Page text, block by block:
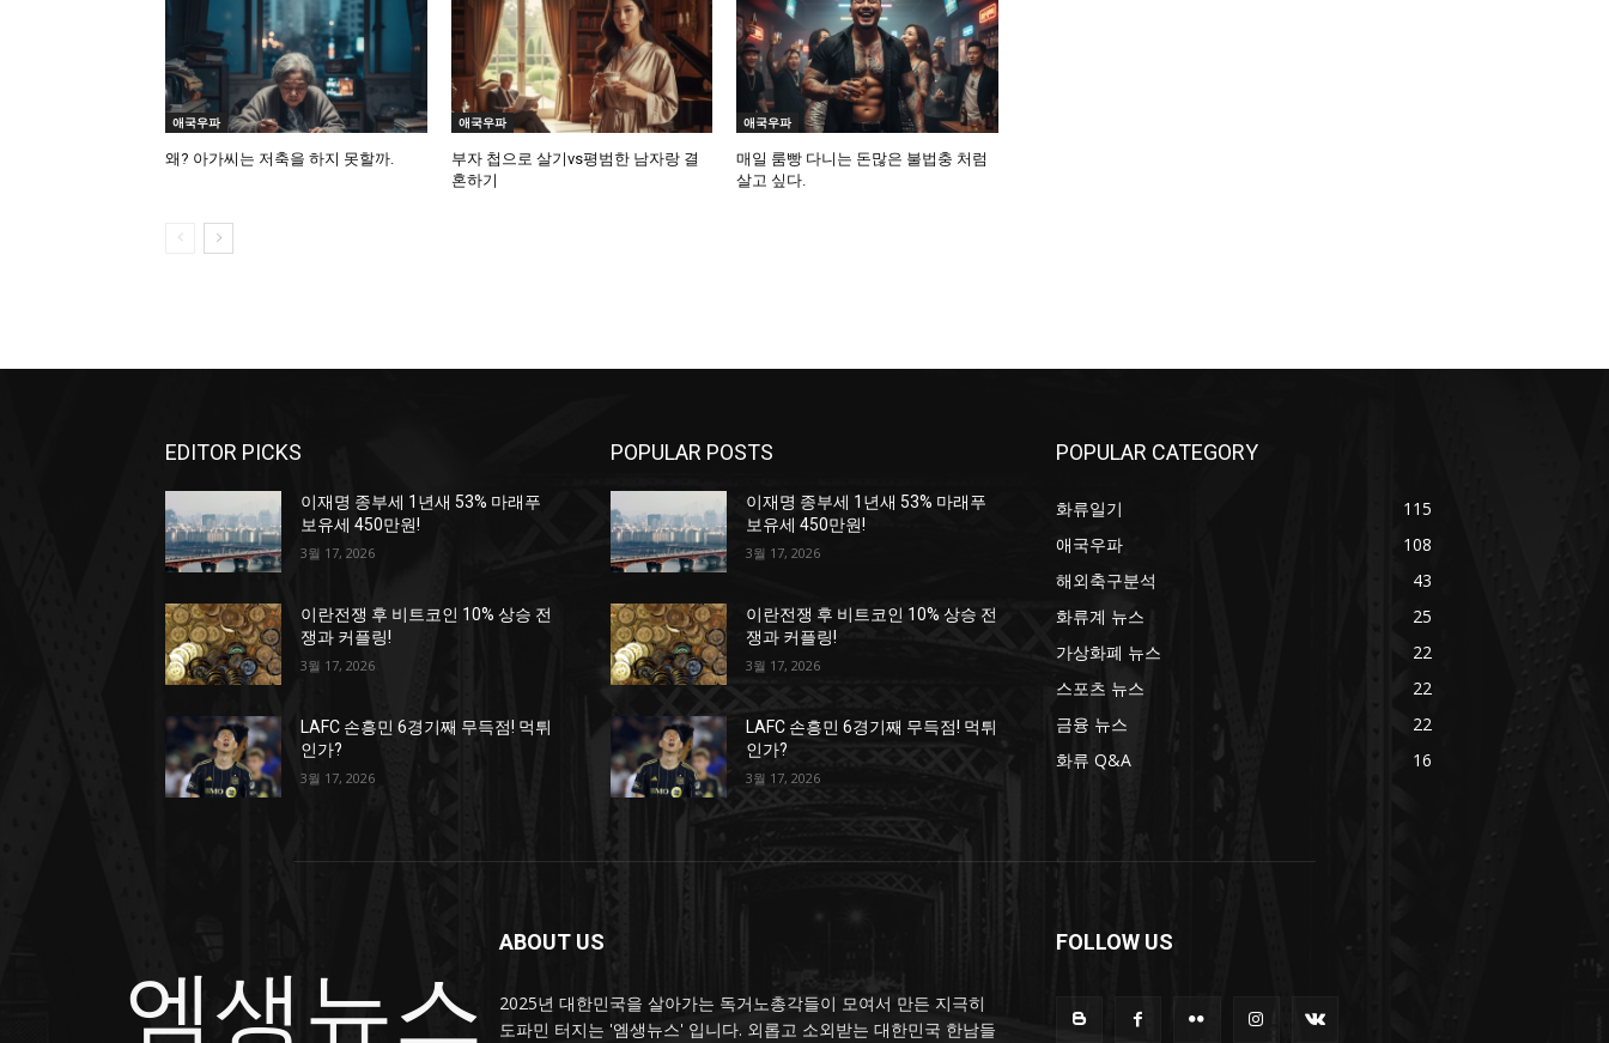
애국우파
왜? 아가씨는 저축을 하지 못할까.
애국우파
부자 첩으로 살기vs평범한 남자랑 결
혼하기
애국우파
매일 룸빵 다니는 돈많은 불법충 처럼
살고 싶다.
EDITOR PICKS
이재명 종부세 1년새 53% 마래푸
보유세 450만원!
3월 17, 2026
이란전쟁 후 비트코인 10% 상승 전
쟁과 커플링!
3월 17, 2026
LAFC 손흥민 6경기째 무득점! 먹튀
인가?
3월 17, 2026
POPULAR POSTS
이재명 종부세 1년새 53% 마래푸
보유세 450만원!
3월 17, 2026
이란전쟁 후 비트코인 10% 상승 전
쟁과 커플링!
3월 17, 2026
LAFC 손흥민 6경기째 무득점! 먹튀
인가?
3월 17, 2026
POPULAR CATEGORY
화류일기
115
애국우파
108
해외축구분석
43
화류계 뉴스
25
가상화폐 뉴스
22
스포츠 뉴스
22
금융 뉴스
22
화류 Q&A
16
엠생뉴스
ABOUT US
2025년 대한민국을 살아가는 독거노총각들이 모여서 만든 지극히
도파민 터지는 '엠생뉴스' 입니다. 외롭고 소외받는 대한민국 한남들
FOLLOW US